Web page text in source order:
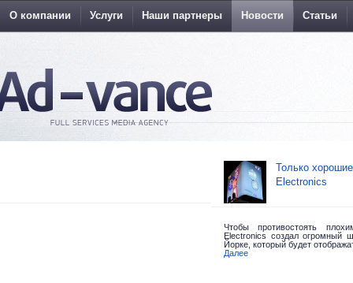
О компании Услуги Наши партнеры Новости Статьи
Только
Electronics
Чтобы противостоять
Electronics создал огромный
Йорке, который будет
Далее